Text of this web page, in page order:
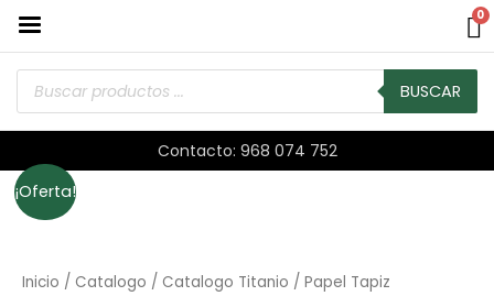
0
BUSCAR
Contacto: 968 074 752
¡Oferta!
Inicio / Catalogo / Catalogo Titanio / Papel Tapiz